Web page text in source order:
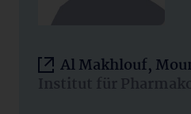
Al Makhlouf,
Institut für